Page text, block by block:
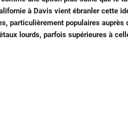
à Davis vient ébranler cette
particulièrement populaires auprès
lourds, parfois supérieures à